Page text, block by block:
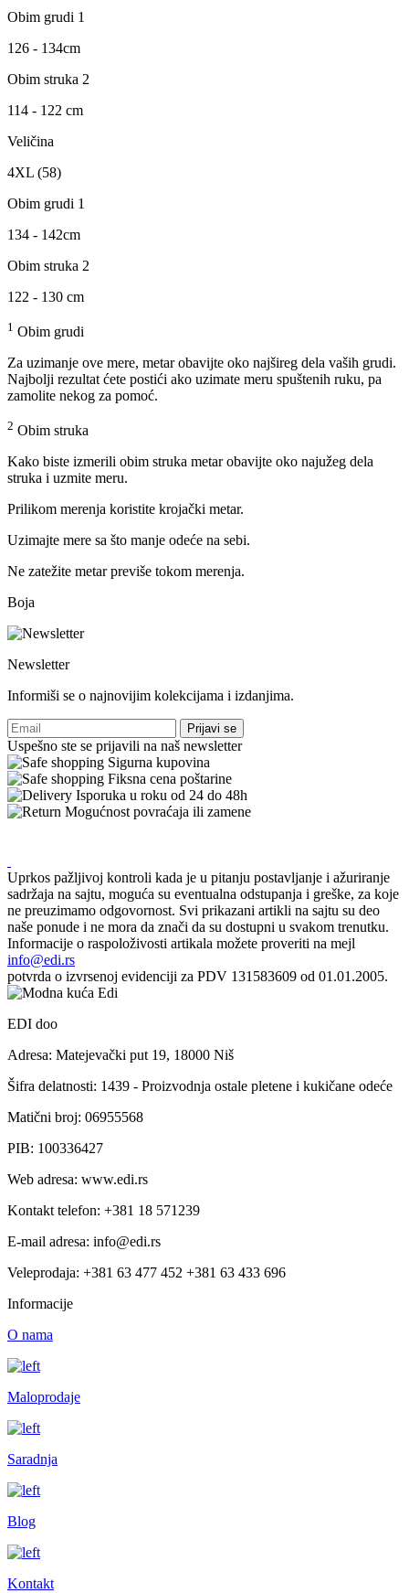
Obim grudi 1
126 - 134cm
Obim struka 2
114 - 122 cm
Veličina
4XL (58)
Obim grudi 1
134 - 142cm
Obim struka 2
122 - 130 cm
1 Obim grudi
Za uzimanje ove mere, metar obavijte oko najšireg dela vaših grudi.
Najbolji rezultat ćete postići ako uzimate meru spuštenih ruku, pa
zamolite nekog za pomoć.
2 Obim struka
Kako biste izmerili obim struka metar obavijte oko najužeg dela
struka i uzmite meru.
Prilikom merenja koristite krojački metar.
Uzimajte mere sa što manje odeće na sebi.
Ne zatežite metar previše tokom merenja.
Boja
Newsletter
Informiši se o najnovijim kolekcijama i izdanjima.
Prijavi se
Uspešno ste se prijavili na naš newsletter
Sigurna kupovina
Fiksna cena poštarine
Isporuka u roku od 24 do 48h
Mogućnost povraćaja ili zamene
Uprkos pažljivoj kontroli kada je u pitanju postavljanje i ažuriranje
sadržaja na sajtu, moguća su eventualna odstupanja i greške, za koje
ne preuzimamo odgovornost. Svi prikazani artikli na sajtu su deo
naše ponude i ne mora da znači da su dostupni u svakom trenutku.
Informacije o raspoloživosti artikala možete proveriti na mejl
info@edi.rs
potvrda o izvrsenoj evidenciji za PDV 131583609 od 01.01.2005.
EDI doo
Adresa: Matejevački put 19, 18000 Niš
Šifra delatnosti: 1439 - Proizvodnja ostale pletene i kukičane odeće
Matični broj: 06955568
PIB: 100336427
Web adresa: www.edi.rs
Kontakt telefon: +381 18 571239
E-mail adresa: info@edi.rs
Veleprodaja: +381 63 477 452 +381 63 433 696
Informacije
O nama
Maloprodaje
Saradnja
Blog
Kontakt